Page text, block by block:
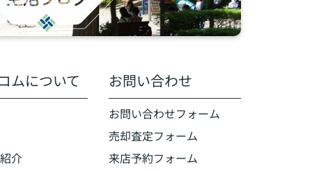
ムについて
介
お問い合わせ
お問い合わせフォーム
売却査定フォーム
来店予約フォーム